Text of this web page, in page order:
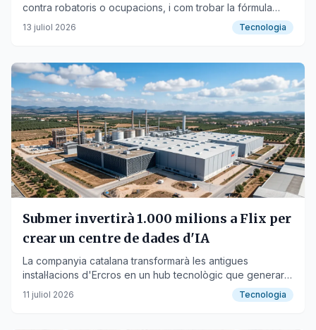
contra robatoris o ocupacions, i com trobar la fórmula
d'instal·lació a mida que necessita cada casa, torre o
empresa.
13 juliol 2026 Tecnologia
Submer invertirà 1.000 milions a Flix per
crear un centre de dades d'IA
La companyia catalana transformarà les antigues
instal·lacions d'Ercros en un hub tecnològic que generarà
150 llocs de feina qualificats.
11 juliol 2026 Tecnologia